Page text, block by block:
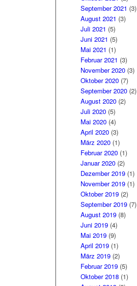
September 2021 (3)
August 2021 (3)
Juli 2021 (5)
Juni 2021 (5)
Mai 2021 (1)
Februar 2021 (3)
November 2020 (3)
Oktober 2020 (7)
September 2020 (2)
August 2020 (2)
Juli 2020 (5)
Mai 2020 (4)
April 2020 (3)
März 2020 (1)
Februar 2020 (1)
Januar 2020 (2)
Dezember 2019 (1)
November 2019 (1)
Oktober 2019 (2)
September 2019 (7)
August 2019 (8)
Juni 2019 (4)
Mai 2019 (9)
April 2019 (1)
März 2019 (2)
Februar 2019 (5)
Oktober 2018 (1)